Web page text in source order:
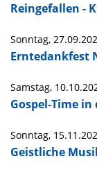
Reingefallen -
Sonntag,
Erntedankfest
Samstag,
Gospel-Time
Sonntag,
Geistliche